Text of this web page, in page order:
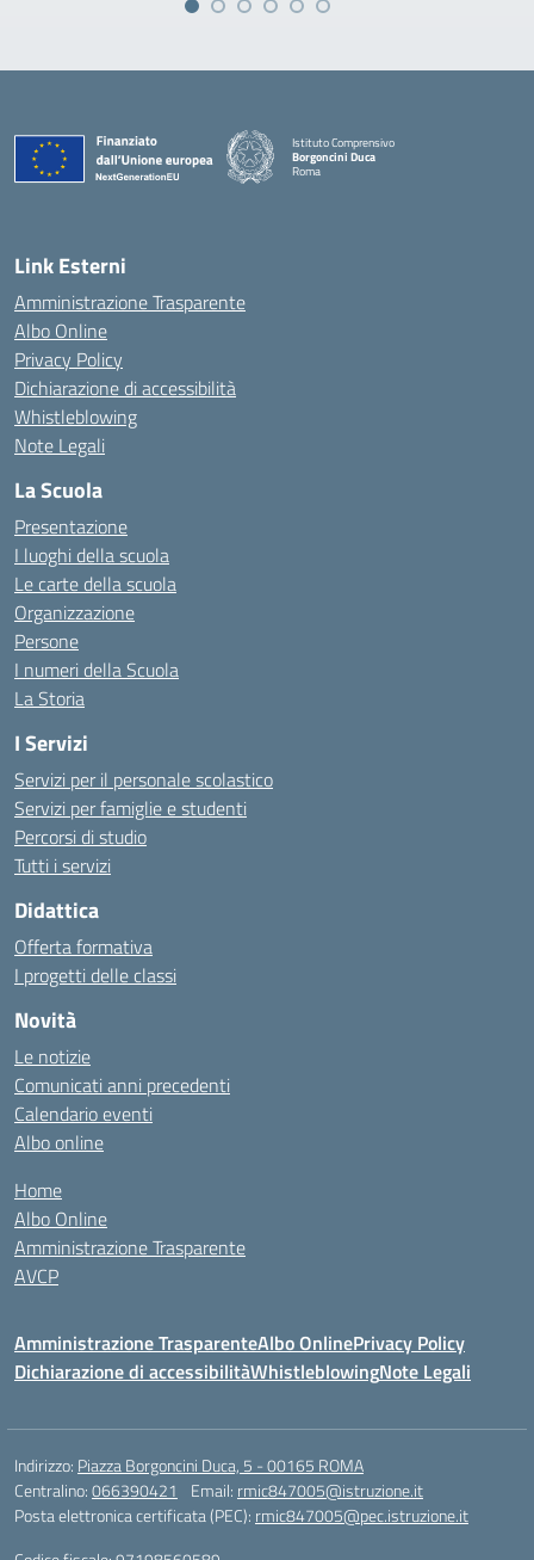
Istituto Comprensivo
Borgoncini Duca
Roma
Link Esterni
Amministrazione Trasparente
Albo Online
Privacy Policy
Dichiarazione di accessibilità
Whistleblowing
Note Legali
La Scuola
Presentazione
I luoghi della scuola
Le carte della scuola
Organizzazione
Persone
I numeri della Scuola
La Storia
I Servizi
Servizi per il personale scolastico
Servizi per famiglie e studenti
Percorsi di studio
Tutti i servizi
Didattica
Offerta formativa
I progetti delle classi
Novità
Le notizie
Comunicati anni precedenti
Calendario eventi
Albo online
Home
Albo Online
Amministrazione Trasparente
AVCP
Amministrazione TrasparenteAlbo OnlinePrivacy Policy
Dichiarazione di accessibilitàWhistleblowingNote Legali
Indirizzo: Piazza Borgoncini Duca, 5 - 00165 ROMA
Centralino:066390421 Email: rmic847005@istruzione.it
Posta elettronica certificata (PEC): rmic847005@pec.istruzione.it